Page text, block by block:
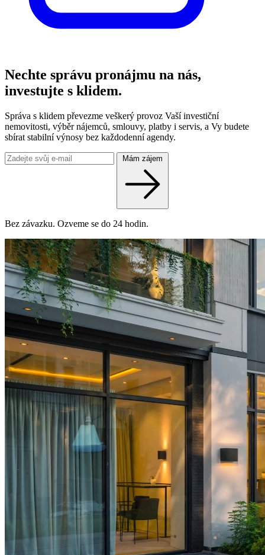
Nechte správu pronájmu na nás,
investujte s klidem.
Správa s klidem převezme veškerý provoz Vaší investiční
nemovitosti, výběr nájemců, smlouvy, platby i servis, a Vy budete
sbírat stabilní výnosy bez každodenní agendy.
Mám zájem
Bez závazku. Ozveme se do 24 hodin.